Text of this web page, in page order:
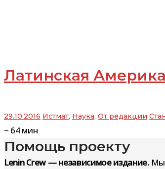
Латинская
29.10.2016 Истмат, Наука, От редакции
~ 64мин
Помощь проекту
Lenin Crew — независимое издание.Мы